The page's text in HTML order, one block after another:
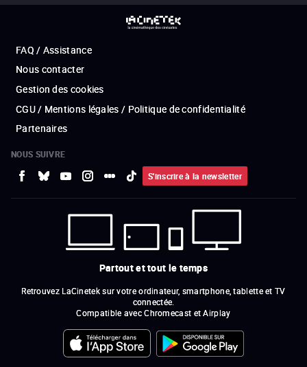
FAQ / Assistance
Nous contacter
Gestion des cookies
CGU / Mentions légales / Politique de confidentialité
Partenaires
NOUS SUIVRE
S'inscrire à la newsletter
Partout et tout le temps
Retrouvez LaCinetek sur votre ordinateur, smartphone, tablette et TV
connectée.
Compatible avec Chromecast et Airplay